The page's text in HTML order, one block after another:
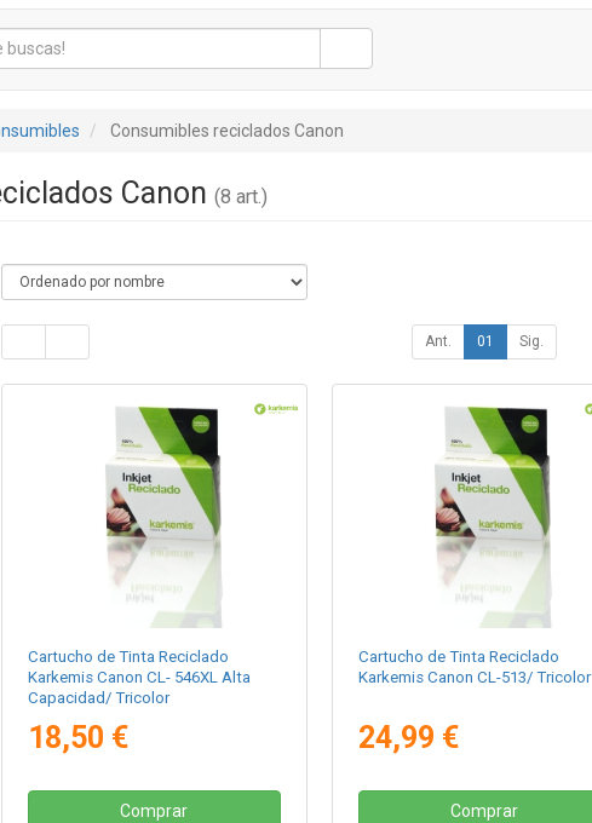
Consumibles reciclados Canon
Canon (8 art.)
Ant. 01 Sig.
Cartucho de Tinta Reciclado
Karkemis Canon CL- 546XL Alta
Capacidad/ Tricolor
18,50 €
Comprar
Cartucho de Tinta Reciclado
Karkemis Canon CL-513/ Tricolor
24,99 €
Comprar